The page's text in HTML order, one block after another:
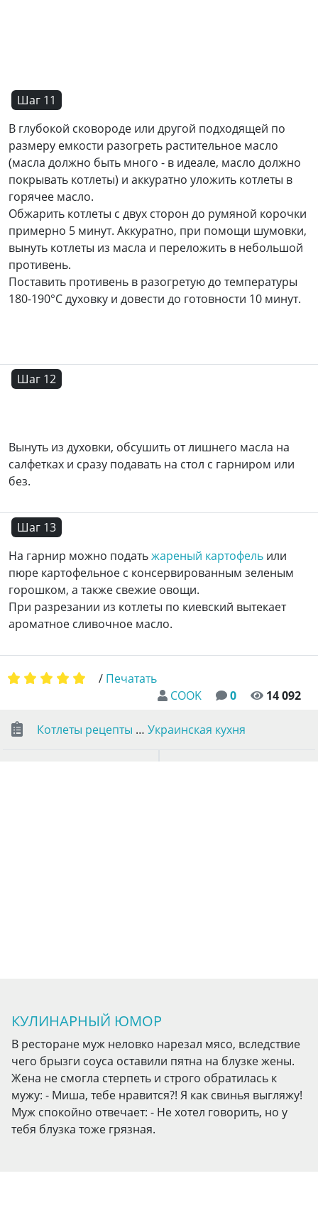
Шаг 11
В глубокой сковороде или другой подходящей по
размеру емкости разогреть растительное масло
(масла должно быть много - в идеале, масло должно
покрывать котлеты) и аккуратно уложить котлеты в
горячее масло.
Обжарить котлеты с двух сторон до румяной корочки
примерно 5 минут. Аккуратно, при помощи шумовки,
вынуть котлеты из масла и переложить в небольшой
противень.
Поставить противень в разогретую до температуры
180-190°C духовку и довести до готовности 10 минут.
Шаг 12
Вынуть из духовки, обсушить от лишнего масла на
салфетках и сразу подавать на стол с гарниром или
без.
Шаг 13
На гарнир можно податьжареный картофель или
пюре картофельное с консервированным зеленым
горошком, а также свежие овощи.
При разрезании из котлеты по киевский вытекает
ароматное сливочное масло.
COOK 0 14 092
/ Печатать
Котлеты рецепты … Украинская кухня
КУЛИНАРНЫЙ ЮМОР
В ресторане муж неловко нарезал мясо, вследствие
чего брызги соуса оставили пятна на блузке жены.
Жена не смогла стерпеть и строго обратилась к
мужу: - Миша, тебе нравится?! Я как свинья выгляжу!
Муж спокойно отвечает: - Не хотел говорить, но у
тебя блузка тоже грязная.